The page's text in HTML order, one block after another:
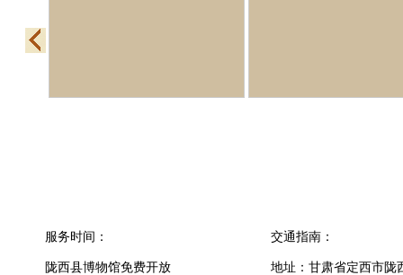
服务时间：
陇西县博物馆免费开放
交通指南：
地址：甘肃省定西市陇